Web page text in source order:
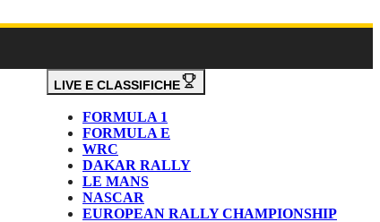
LIVE E CLASSIFICHE
FORMULA 1
FORMULA E
WRC
DAKAR RALLY
LE MANS
NASCAR
EUROPEAN RALLY CHAMPIONSHIP